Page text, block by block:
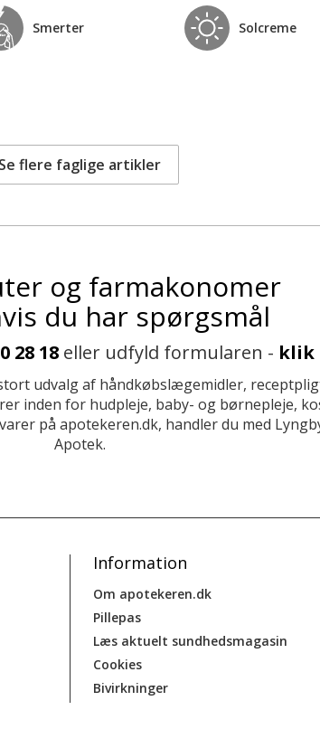
Smerter Solcreme
Se flere faglige artikler
og farmakonomer
du har spørgsmål
28 18 eller udfyld formularen - klik
udvalg af håndkøbslægemidler,
inden for hudpleje, baby- og børnepleje,
på apotekeren.dk, handler du med
Apotek.
Information
Om apotekeren.dk
Pillepas
Læs aktuelt sundhedsmagasin
Cookies
Bivirkninger